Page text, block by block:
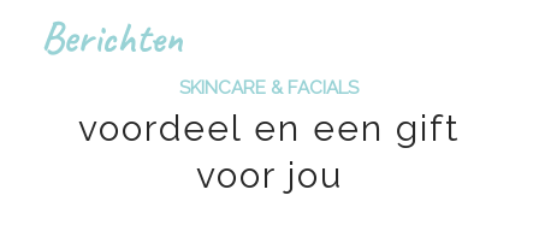
Berichten
SKINCARE & FACIALS
voordeel en een gift
voor jou